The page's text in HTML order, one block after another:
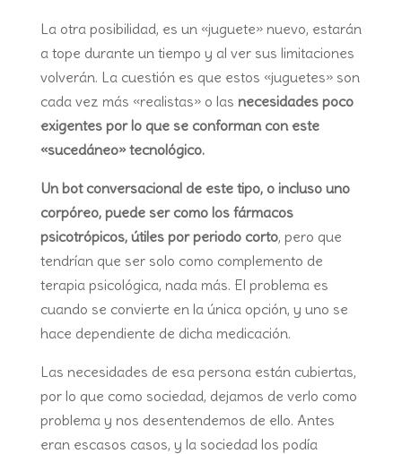
La otra posibilidad, es un «juguete» nuevo, estarán
a tope durante un tiempo y al ver sus limitaciones
volverán. La cuestión es que estos «juguetes» son
cada vez más «realistas» o las necesidades poco
exigentes por lo que se conforman con este
«sucedáneo» tecnológico.
Un bot conversacional de este tipo, o incluso uno
corpóreo, puede ser como los fármacos
psicotrópicos, útiles por periodo corto, pero que
tendrían que ser solo como complemento de
terapia psicológica, nada más. El problema es
cuando se convierte en la única opción, y uno se
hace dependiente de dicha medicación.
Las necesidades de esa persona están cubiertas,
por lo que como sociedad, dejamos de verlo como
problema y nos desentendemos de ello. Antes
eran escasos casos, y la sociedad los podía